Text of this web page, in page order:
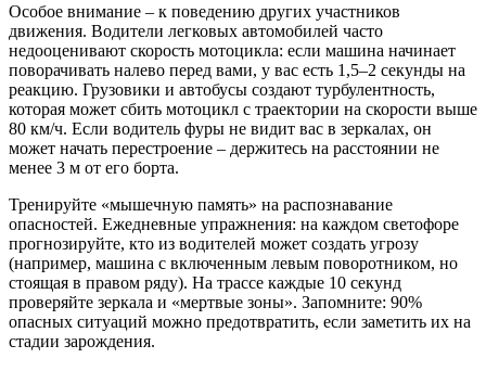
Особое внимание – к поведению других участников
движения. Водители легковых автомобилей часто
недооценивают скорость мотоцикла: если машина начинает
поворачивать налево перед вами, у вас есть 1,5–2 секунды на
реакцию. Грузовики и автобусы создают турбулентность,
которая может сбить мотоцикл с траектории на скорости выше
80 км/ч. Если водитель фуры не видит вас в зеркалах, он
может начать перестроение – держитесь на расстоянии не
менее 3 м от его борта.
Тренируйте «мышечную память» на распознавание
опасностей. Ежедневные упражнения: на каждом светофоре
прогнозируйте, кто из водителей может создать угрозу
(например, машина с включенным левым поворотником, но
стоящая в правом ряду). На трассе каждые 10 секунд
проверяйте зеркала и «мертвые зоны». Запомните: 90%
опасных ситуаций можно предотвратить, если заметить их на
стадии зарождения.